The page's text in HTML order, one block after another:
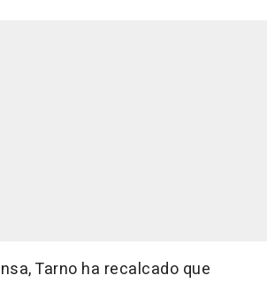
Tarno ha recalcado que